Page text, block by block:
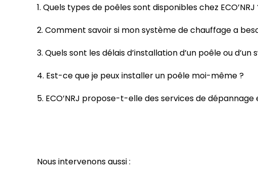
1. Quels types de poêles sont disponibles chez ECO’NRJ
2. Comment savoir si mon système de chauffage a
3. Quels sont les délais d’installation d’un poêle ou
4. Est-ce que je peux installer un poêle moi-même ?
5. ECO’NRJ propose-t-elle des services de dépannage
Nous intervenons aussi :